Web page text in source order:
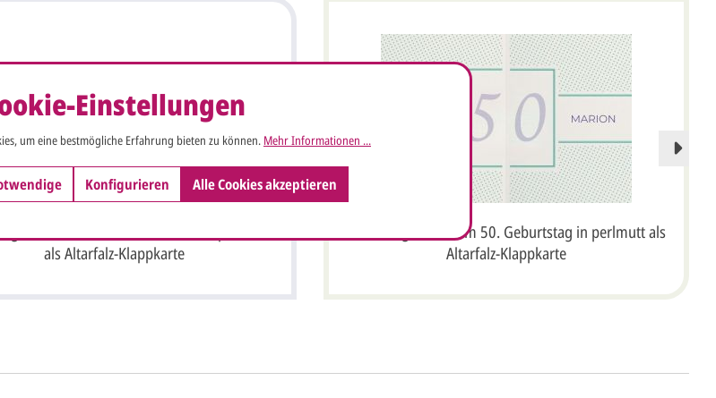
als Altarfalz-Klappkarte
Einladungskarte zum 50. Geburtstag in perlmutt als
Altarfalz-Klappkarte
Einstellungen
um eine bestmögliche Erfahrung bieten zu können. Mehr Informationen ...
Konfigurieren Alle Cookies akzeptieren